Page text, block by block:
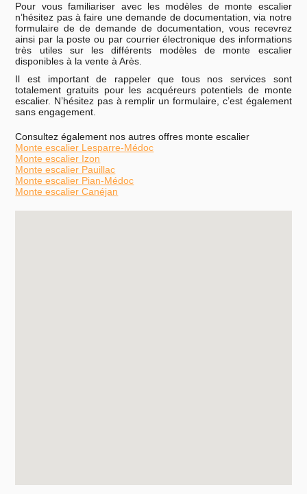
Pour vous familiariser avec les modèles de monte escalier
n’hésitez pas à faire une demande de documentation, via notre
formulaire de de demande de documentation, vous recevrez
ainsi par la poste ou par courrier électronique des informations
très utiles sur les différents modèles de monte escalier
disponibles à la vente à Arès.
Il est important de rappeler que tous nos services sont
totalement gratuits pour les acquéreurs potentiels de monte
escalier. N’hésitez pas à remplir un formulaire, c’est également
sans engagement.
Consultez également nos autres offres monte escalier
Monte escalier Lesparre-Médoc
Monte escalier Izon
Monte escalier Pauillac
Monte escalier Pian-Médoc
Monte escalier Canéjan